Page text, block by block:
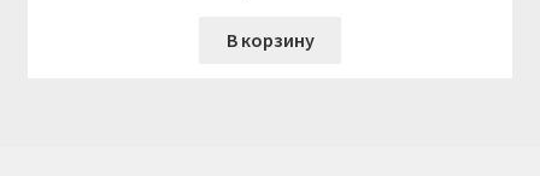
В корзину